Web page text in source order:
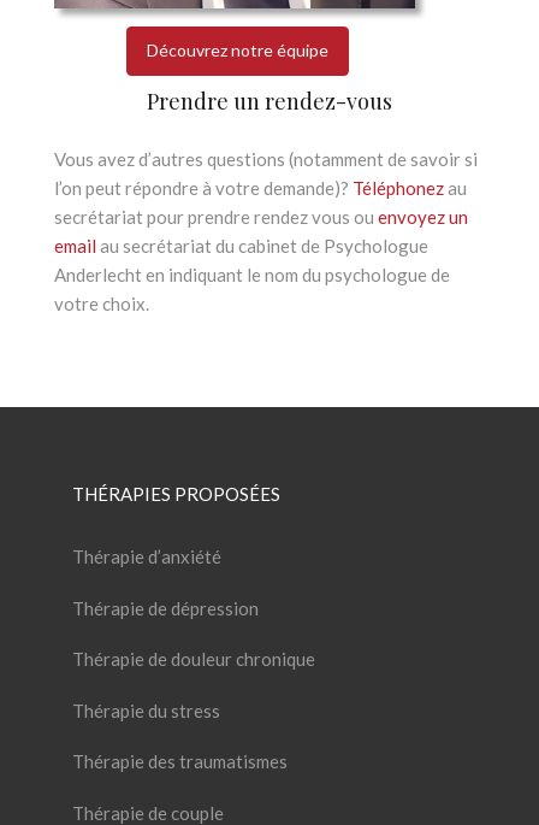
Découvrez notre équipe
Prendre un rendez-vous
Vous avez d’autres questions (notamment de savoir si
l’on peut répondre à votre demande)? Téléphonezau
secrétariat pour prendre rendez vous ou envoyez un
email au secrétariat du cabinet de Psychologue
Anderlecht en indiquant le nom du psychologue de
votre choix.
THÉRAPIES PROPOSÉES
Thérapie d’anxiété
Thérapie de dépression
Thérapie de douleur chronique
Thérapie du stress
Thérapie des traumatismes
Thérapie de couple